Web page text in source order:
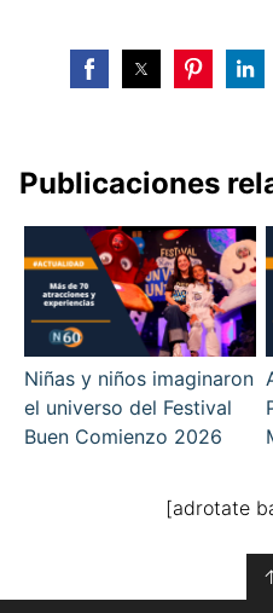
Publicaciones
Niñas y niños imaginaron
el universo del Festival
Buen Comienzo 2026
[adrotate